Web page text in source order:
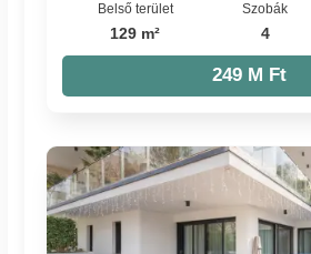
Belső terület
129 m²
Szobák
4
249 M Ft